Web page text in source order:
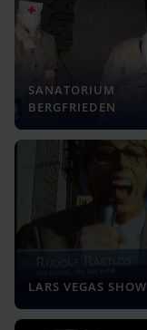
SANATORIUM
BERGFRIEDEN
LARS VEGAS SHOW